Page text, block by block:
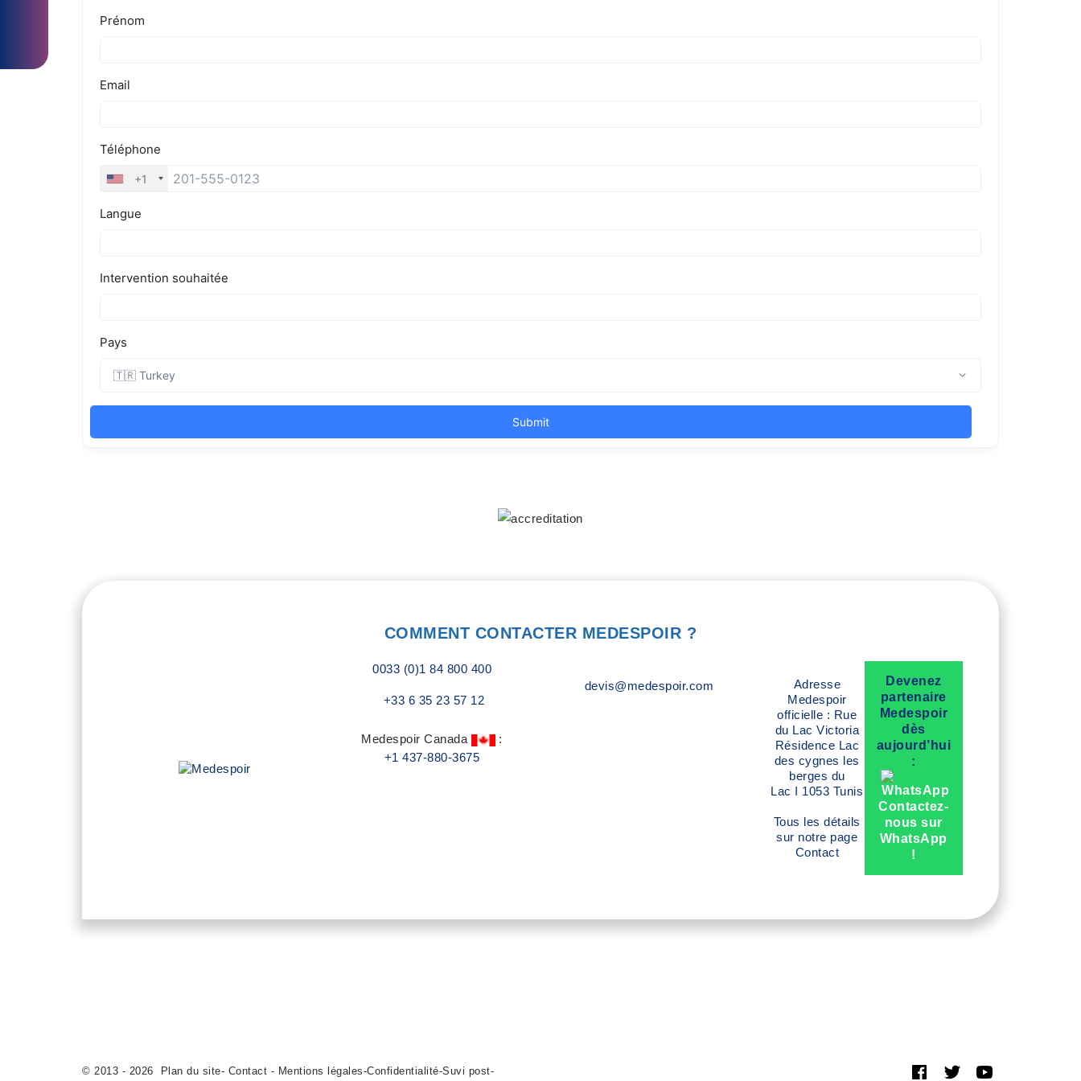
COMMENT CONTACTER MEDESPOIR ?
0033 (0)1 84 800 400
+33 6 35 23 57 12
Medespoir Canada
:
+1 437-880-3675
devis@medespoir.com
Adresse
Medespoir
officielle : Rue
du Lac Victoria
Résidence Lac
des cygnes les
berges du
Lac I 1053 Tunis
Tous les détails
sur notre page
Contact
Devenez
partenaire
Medespoir
dès
aujourd’hui
:
Contactez-
nous sur
WhatsApp
!
© 2013 - 2026 Plan du site- Contact - Mentions légales-Confidentialité-Suvi post-